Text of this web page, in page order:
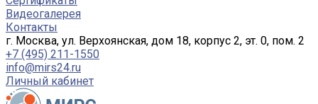
Видеогалерея
Контакты
г. Москва, ул. Верхоянская, дом 18, корпус 2, эт. 0, пом. 2
+7 (495) 211-1550
info@mirs24.ru
Личный кабинет